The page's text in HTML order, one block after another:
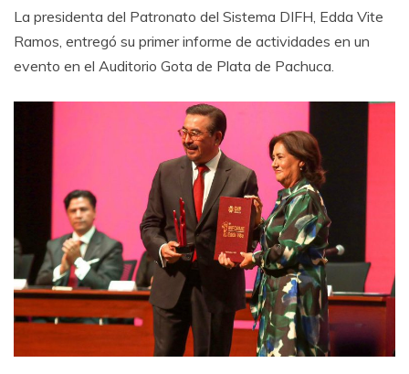
La presidenta del Patronato del Sistema DIFH, Edda Vite
Ramos, entregó su primer informe de actividades en un
evento en el Auditorio Gota de Plata de Pachuca.